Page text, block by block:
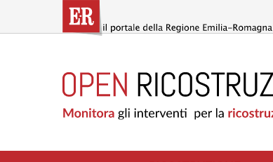
contenuto
RICOSTRUZIONE
PUBBLICA
ABITAZIONI